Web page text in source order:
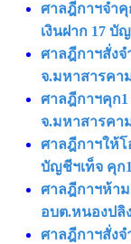
ศาลฎีกาฯจำ
เงินฝาก 17 บั
ศาลฎีกาฯสั่ง
จ.มหาสารคา
ศาลฎีกาฯคุก
จ.มหาสารคา
ศาลฎีกาฯให้
บัญชีฯเท็จ คุก
ศาลฎีกาฯห้า
อบต.หนองปลิ
ศาลฎีกาฯสั่งจ